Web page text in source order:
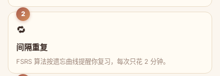
2
🔁
间隔重复
FSRS 算法按遗忘曲线提醒你复习，每次只花 2 分钟。